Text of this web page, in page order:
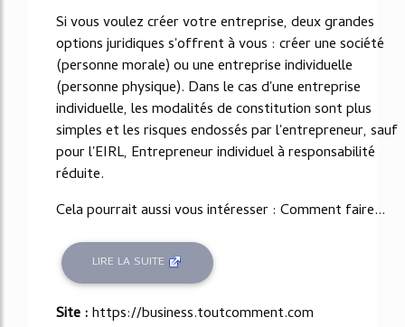
Si vous voulez créer votre entreprise, deux grandes
options juridiques s'offrent à vous : créer une société
(personne morale) ou une entreprise individuelle
(personne physique). Dans le cas d'une entreprise
individuelle, les modalités de constitution sont plus
simples et les risques endossés par l'entrepreneur, sauf
pour l'EIRL, Entrepreneur individuel à responsabilité
réduite.
Cela pourrait aussi vous intéresser : Comment faire...
LIRE LA SUITE
Site :https://business.toutcomment.com